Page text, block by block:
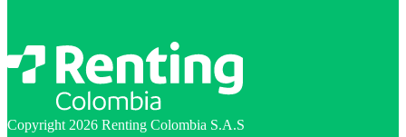
Copyright 2026 Renting Colombia S.A.S